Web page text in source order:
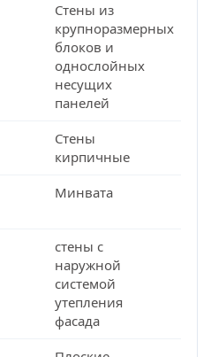
Стены из
крупноразмерных
блоков и
однослойных
несущих
панелей
Стены
кирпичные
Минвата
стены с
наружной
системой
утепления
фасада